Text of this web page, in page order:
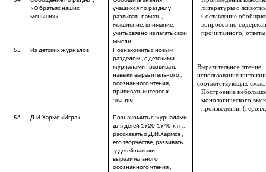
«О братьях наших
меньших»
учащихся по разделу,
развивать память ,
мышление, внимание,
учить связно излагать свои
мысли
литературы о
Составление
вопросов по
прочитанного,
55 Из детских журналов
Познакомить с новым
разделом , с детскими
журналами , развивать
навыки выразительного ,
осознанного чтения,
прививать интерес к
чтению
Выразительное чтение,
использование
соответствующих
Построение
монологического
произведении
56
Д.И.Хармс «Игра»
Познакомить с журналами
для детей 1920-1940-х гг.,
рассказать о Д.И.Хармсе ,
его творчестве, развивать
у детей навыки
выразительного
осознанного чтения ,